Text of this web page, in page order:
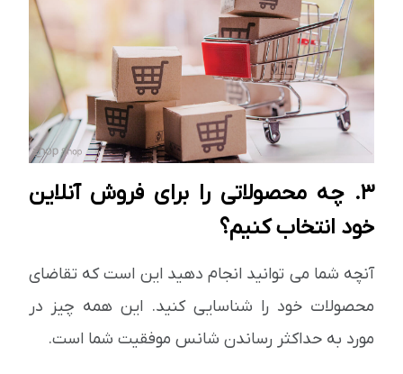
3. چه محصولاتی را برای فروش آنلاین
خود انتخاب کنیم؟
آنچه شما می توانید انجام دهید این است که تقاضای
محصولات خود را شناسایی کنید. این همه چیز در
مورد به حداکثر رساندن شانس موفقیت شما است.